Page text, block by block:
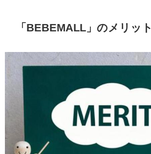
「 BEBEMALL 」のメリット